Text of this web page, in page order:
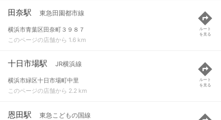
田奈駅 東急田園都市線
横浜市青葉区田奈町３９８７
このページの店舗から 1.6 km
ルート
を見る
十日市場駅 JR横浜線
横浜市緑区十日市場町中里
このページの店舗から 2.2 km
ルート
を見る
恩田駅 東急こどもの国線